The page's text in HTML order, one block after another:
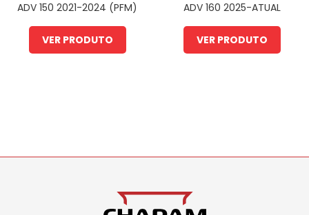
ADV 150 2021-2024 (PFM)
VER PRODUTO
ADV 160 2025-ATUAL
(PFM)
VER PRODUTO